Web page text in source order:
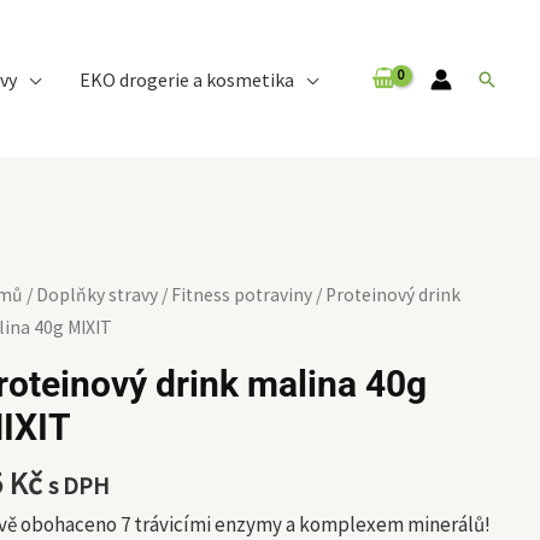
EKO drogerie a kosmetika Hledat
/ Doplňky stravy/ Fitness potraviny/ Proteinový drink
40g MIXIT
drink malina 40g
Kčs DPH
obohaceno 7 trávicími enzymy a komplexem minerálů!